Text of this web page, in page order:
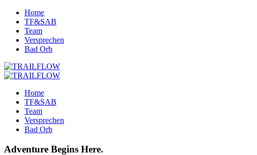
Home
TF&SAB
Team
Versprechen
Bad Orb
Home
TF&SAB
Team
Versprechen
Bad Orb
Adventure Begins Here.